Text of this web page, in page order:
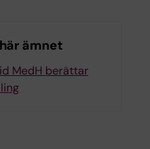
ämnet
MedH berättar